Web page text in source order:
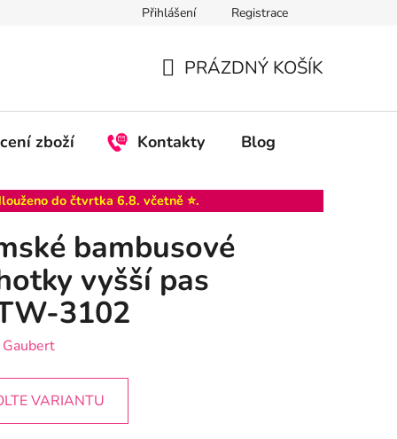
Přihlášení Registrace
KOŠÍK
PRÁZDNÝ KOŠÍK
zboží Kontakty Blog
do čtvrtka 6.8. včetně ⭐.
bambusové
vyšší pas
3102
Gaubert
VARIANTU